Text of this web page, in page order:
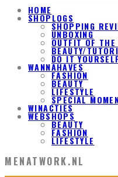
HOME
SHOPLOGS
SHOPPING
UNBOXING
OUTFIT OF THE
BEAUTY/
DO IT
WANNAHAVES
FASHION
BEAUTY
LIFESTYLE
SPECIAL
WINACTIES
WEBSHOPS
BEAUTY
FASHION
LIFESTYLE
MENATWORK.NL